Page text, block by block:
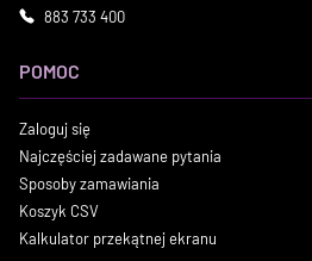
883 733 400
POMOC
Zaloguj się
Najczęściej zadawane pytania
Sposoby zamawiania
Koszyk CSV
Kalkulator przekątnej ekranu